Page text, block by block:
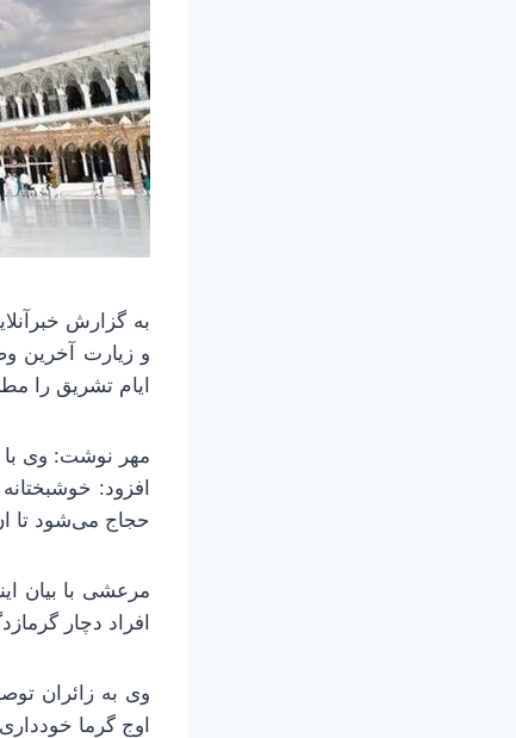
به گزارش
و زیارت آخرین
ایام تشریق را
مهر نوشت: وی با
افزود:
حجاج می‌شود تا
مرعشی با بیان
افراد دچار
وی به زائران
اوج گرما